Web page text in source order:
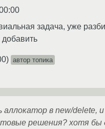
задача, уже
) автор топика
в new/delete,
решения? хотя бы